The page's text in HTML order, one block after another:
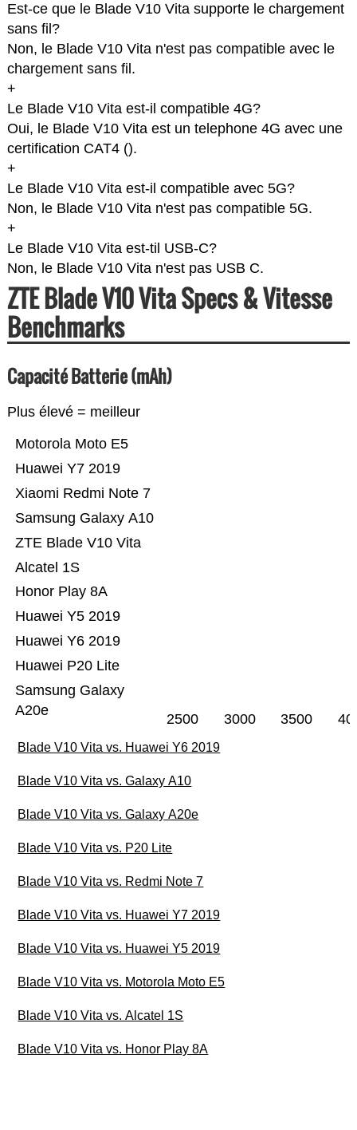
Est-ce que le Blade V10 Vita supporte le chargement
sans fil?
Non, le Blade V10 Vita n'est pas compatible avec le
chargement sans fil.
+
Le Blade V10 Vita est-il compatible 4G?
Oui, le Blade V10 Vita est un telephone 4G avec une
certification CAT4 ().
+
Le Blade V10 Vita est-il compatible avec 5G?
Non, le Blade V10 Vita n'est pas compatible 5G.
+
Le Blade V10 Vita est-til USB-C?
Non, le Blade V10 Vita n'est pas USB C.
ZTE Blade V10 Vita Specs & Vitesse
Benchmarks
Capacité Batterie (mAh)
Plus élevé = meilleur
Samsung Galaxy
A20e
Huawei P20 Lite
Huawei Y6 2019
Huawei Y5 2019
Honor Play 8A
Alcatel 1S
ZTE Blade V10 Vita
Samsung Galaxy A10
Xiaomi Redmi Note 7
Huawei Y7 2019
Motorola Moto E5
2500 3000 3500
Blade V10 Vita vs. Huawei Y6 2019
Blade V10 Vita vs. Galaxy A10
Blade V10 Vita vs. Galaxy A20e
Blade V10 Vita vs. P20 Lite
Blade V10 Vita vs. Redmi Note 7
Blade V10 Vita vs. Huawei Y7 2019
Blade V10 Vita vs. Huawei Y5 2019
Blade V10 Vita vs. Motorola Moto E5
Blade V10 Vita vs. Alcatel 1S
Blade V10 Vita vs. Honor Play 8A